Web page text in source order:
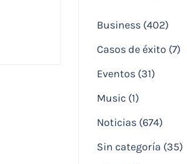
Business (402)
Casos de éxito (7)
Eventos (31)
Music (1)
Noticias (674)
Sin categoría (35)